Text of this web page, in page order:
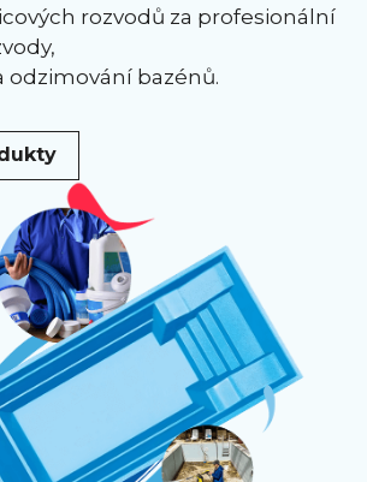
rozvodů za profesionální
odzimování bazénů.